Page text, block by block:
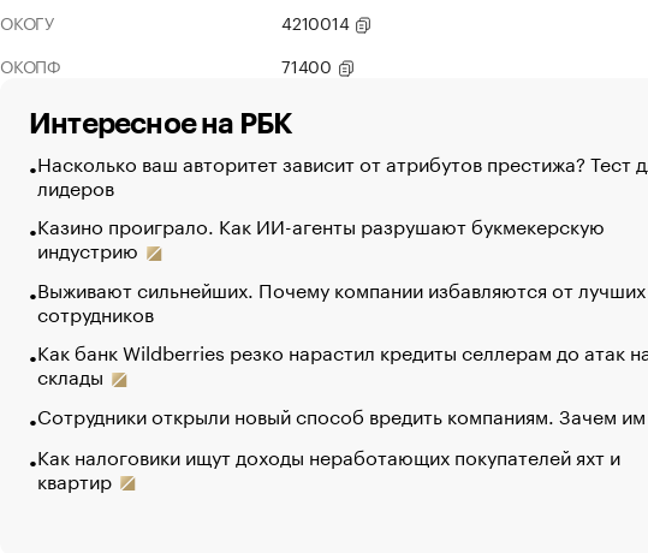
ОКОГУ
4210014
ОКОПФ
71400
Интересное на РБК
Насколько ваш авторитет зависит от атрибутов престижа? Тест
лидеров
Казино проиграло. Как ИИ-агенты разрушают букмекерскую
индустрию
Выживают сильнейших. Почему компании избавляются от лучших
сотрудников
Как банк Wildberries резко нарастил кредиты селлерам до атак
склады
Сотрудники открыли новый способ вредить компаниям. Зачем
Как налоговики ищут доходы неработающих покупателей яхт и
квартир